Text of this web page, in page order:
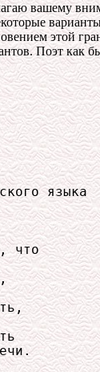
вашему
этой
Поэт как
языка
что